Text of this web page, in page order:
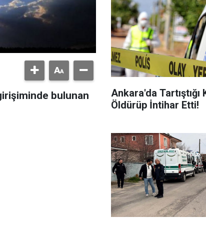
bulunan
Ankara'da Tartıştığı
Öldürüp İntihar Etti!